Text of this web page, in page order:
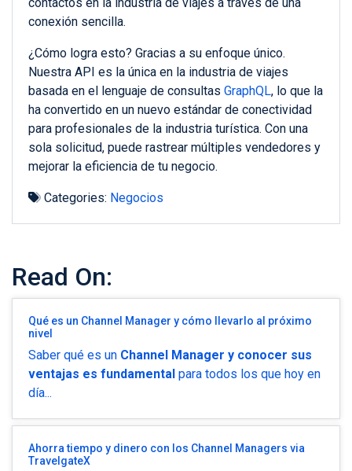
conexión sencilla.
¿Cómo logra esto? Gracias a su enfoque único.
Nuestra API es la única en la industria de viajes
basada en el lenguaje de consultas GraphQL, lo que la
ha convertido en un nuevo estándar de conectividad
para profesionales de la industria turística. Con una
sola solicitud, puede rastrear múltiples vendedores y
mejorar la eficiencia de tu negocio.
Categories: Negocios
Read On:
Qué es un Channel Manager y cómo llevarlo al próximo
nivel
Saber qué es un Channel Manager y conocer sus
ventajas es fundamental para todos los que hoy en
día...
Ahorra tiempo y dinero con los Channel Managers via
TravelgateX